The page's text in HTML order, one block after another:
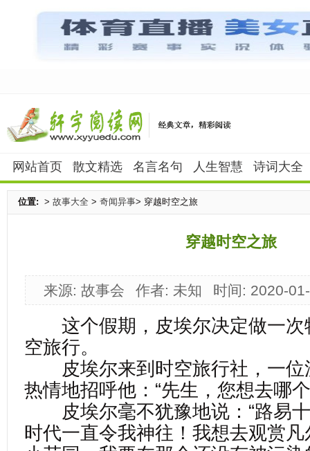
网站首页 散文精选 名言名句 人生智慧 诗词大全
位置: > 故事大全 > 奇闻异事> 穿越时空之旅
穿越时空之旅
来源: 故事会 作者: 未知 时间: 2020-
这个假期，皮埃尔决定做一次
空旅行。
皮埃尔来到时空旅行社，一位
热情地招呼他：“先生，您想去哪
皮埃尔毫不犹豫地说：“路易
时代一直令我神往！我想去观赏